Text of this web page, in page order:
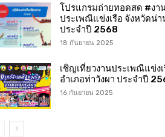
โปรแกรมถ่ายทอดสด #งา
ประเพณีแข่งเรือ จังหวัดน่า
ประจำปี 2568
18 กันยายน 2025
เชิญเที่ยวงานประเพณีแข่ง
อำเภอท่าวังผา ประจำปี
16 กันยายน 2025